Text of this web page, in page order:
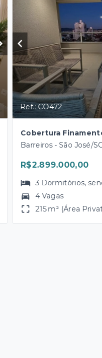
Ref.: CO472
Barreiros - São José/
R$2.899.000,00
3 Dormitórios,
4 Vagas
215 m² (Área